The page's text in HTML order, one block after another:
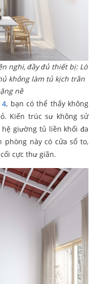
nghi, đầy đủ thiết bị: Lò
không làm tủ kịch trần
nề
4, bạn có thể thấy không
Kiến trúc sư không sử
giường tủ liền khối đa
phòng này có cửa sổ to,
cực thư giãn.